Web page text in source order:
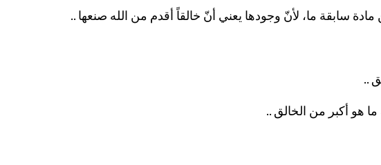
سابقة ما، لأنّ وجودها يعني أنّ خالقاً أقدم من الله صنعها ..
..
ما هو أكبر من الخالق ..